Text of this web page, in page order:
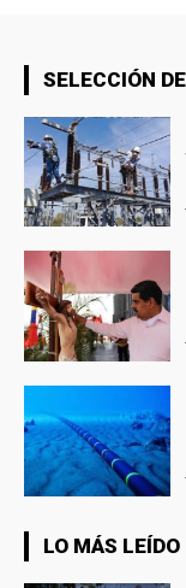
SELECCIÓN
LO MÁS LEÍDO